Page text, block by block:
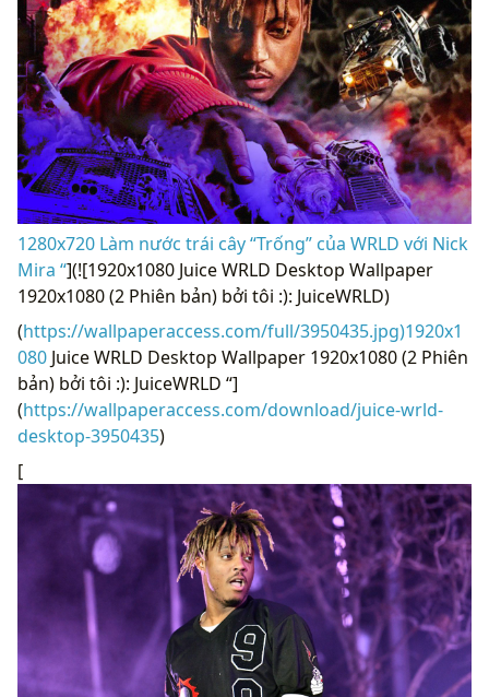
1280x720 Làm nước trái cây “Trống” của WRLD với Nick
Mira “](![1920x1080 Juice WRLD Desktop Wallpaper
1920x1080 (2 Phiên bản) bởi tôi :): JuiceWRLD)
(https://wallpaperaccess.com/full/3950435.jpg)1920x1
080 Juice WRLD Desktop Wallpaper 1920x1080 (2 Phiên
bản) bởi tôi :): JuiceWRLD “]
(https://wallpaperaccess.com/download/juice-wrld-
desktop-3950435)
[